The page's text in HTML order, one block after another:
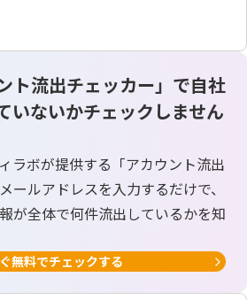
ト流出チェッカー」で自社
いないかチェックしません
ラボが提供する「アカウント流出
ールアドレスを入力するだけで、
が全体で何件流出しているかを知
無料でチェックする